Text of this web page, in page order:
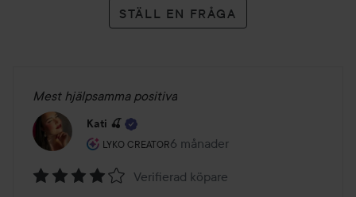
STÄLL EN FRÅGA
Mest hjälpsamma positiva
Kati 🍒
LYKO CREATOR
Användarens roll: Lyko Creator.
6 månader
Inlägget skapades 6 månader
Verifierad köpare